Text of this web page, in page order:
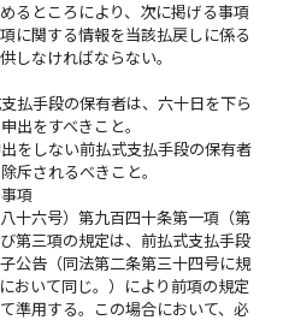
るところにより、次に掲げる事項
に関する情報を当該払戻しに係る
しなければならない。
払手段の保有者は、六十日を下ら
出をすべきこと。
をしない前払式支払手段の保有者
斥されるべきこと。
項
八十六号）第九百四十条第一項（第
第三項の規定は、前払式支払手段
公告（同法第二条第三十四号に規
おいて同じ。）により前項の規定
準用する。この場合において、必